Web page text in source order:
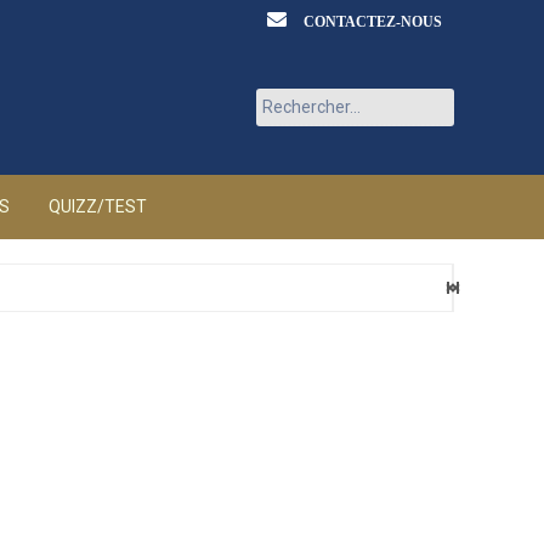
CONTACTEZ-NOUS
Rechercher :
QUIZZ/TEST